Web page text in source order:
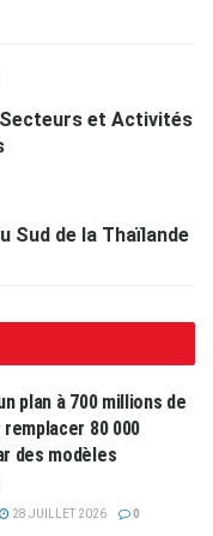
et Activités
Sud de la Thaïlande
plan à 700 millions de
80 000
des modèles
28 JUILLET 2026 0